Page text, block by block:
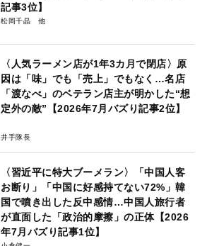
記事3位】
松岡千晶
〈人気ラーメン店が1年3カ月で閉店〉原
因は「味」でも「売上」でもなく…名店
「渡なべ」のベテラン店主が明かした“想
定外の敵”【2026年7月バズり記事2位】
井手隊長
〈習近平に特大ブーメラン〉「中国人客
お断り」「中国に好感持てない72%」韓
国で噴き出した反中感情…中国人旅行者
が直面した「政治的摩擦」の正体【2026
年7月バズり記事1位】